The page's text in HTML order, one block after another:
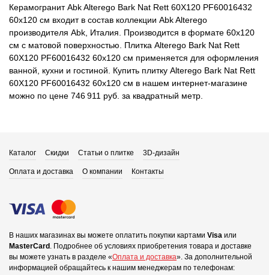
Керамогранит Abk Alterego Bark Nat Rett 60X120 PF60016432
60x120 см входит в состав коллекции Abk Alterego
производителя Abk, Италия. Производится в формате 60x120
см с матовой поверхностью. Плитка Alterego Bark Nat Rett
60X120 PF60016432 60x120 см применяется для оформления
ванной, кухни и гостиной. Купить плитку Alterego Bark Nat Rett
60X120 PF60016432 60x120 см в нашем интернет-магазине
можно по цене 746 911 руб. за квадратный метр.
Каталог Скидки Статьи о плитке 3D-дизайн
Оплата и доставка О компании Контакты
В наших магазинах вы можете оплатить покупки картами Visa или
MasterCard . Подробнее об условиях приобретения товара и доставке
вы можете узнать в разделе «Оплата и доставка». За дополнительной
информацией обращайтесь к нашим менеджерам по телефонам: